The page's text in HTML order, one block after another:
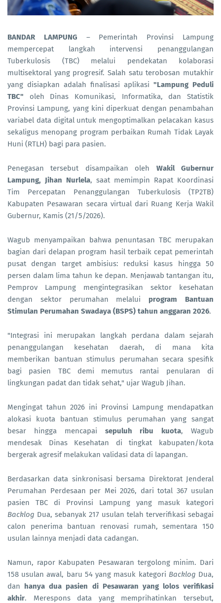
BANDAR LAMPUNG – Pemerintah Provinsi Lampung
mempercepat langkah intervensi penanggulangan
Tuberkulosis (TBC) melalui pendekatan kolaborasi
multisektoral yang progresif. Salah satu terobosan mutakhir
yang disiapkan adalah finalisasi aplikasi "Lampung Peduli
TBC" oleh Dinas Komunikasi, Informatika, dan Statistik
Provinsi Lampung, yang kini diperkuat dengan penambahan
variabel data digital untuk mengoptimalkan pelacakan kasus
sekaligus menopang program perbaikan Rumah Tidak Layak
Huni (RTLH) bagi para pasien.
Penegasan tersebut disampaikan oleh Wakil Gubernur
Lampung, Jihan Nurlela, saat memimpin Rapat Koordinasi
Tim Percepatan Penanggulangan Tuberkulosis (TP2TB)
Kabupaten Pesawaran secara virtual dari Ruang Kerja Wakil
Gubernur, Kamis (21/5/2026).
Wagub menyampaikan bahwa penuntasan TBC merupakan
bagian dari delapan program hasil terbaik cepat pemerintah
pusat dengan target ambisius: reduksi kasus hingga 50
persen dalam lima tahun ke depan. Menjawab tantangan itu,
Pemprov Lampung mengintegrasikan sektor kesehatan
dengan sektor perumahan melalui program Bantuan
Stimulan Perumahan Swadaya (BSPS) tahun anggaran 2026.
"Integrasi ini merupakan langkah perdana dalam sejarah
penanggulangan kesehatan daerah, di mana kita
memberikan bantuan stimulus perumahan secara spesifik
bagi pasien TBC demi memutus rantai penularan di
lingkungan padat dan tidak sehat," ujar Wagub Jihan.
Mengingat tahun 2026 ini Provinsi Lampung mendapatkan
alokasi kuota bantuan stimulus perumahan yang sangat
besar hingga mencapai sepuluh ribu kuota, Wagub
mendesak Dinas Kesehatan di tingkat kabupaten/kota
bergerak agresif melakukan validasi data di lapangan.
Berdasarkan data sinkronisasi bersama Direktorat Jenderal
Perumahan Perdesaan per Mei 2026, dari total 367 usulan
pasien TBC di Provinsi Lampung yang masuk kategori
Backlog Dua, sebanyak 217 usulan telah terverifikasi sebagai
calon penerima bantuan renovasi rumah, sementara 150
usulan lainnya menjadi data cadangan.
Namun, rapor Kabupaten Pesawaran tergolong minim. Dari
158 usulan awal, baru 54 yang masuk kategori Backlog Dua,
dan hanya dua pasien di Pesawaran yang lolos verifikasi
akhir. Merespons data yang memprihatinkan tersebut,